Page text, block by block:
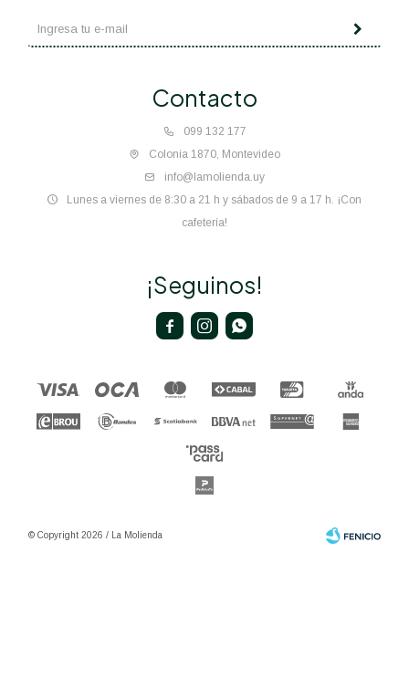
Contacto
099 132 177
Colonia 1870, Montevideo
info@lamolienda.uy
Lunes a viernes de 8:30 a 21 h y sábados de 9 a 17 h. ¡Con
cafetería!
¡Seguinos!
  
© Copyright 2026 / La Molienda